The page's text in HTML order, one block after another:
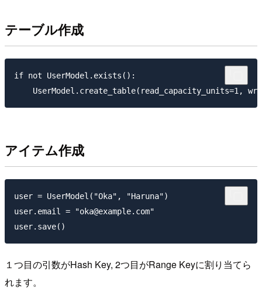
テーブル作成
if not UserModel.exists():
アイテム作成
user = UserModel("Oka", "Haruna")
user.email = "oka@example.com"
１つ目の引数がHash Key, 2つ目がRange Keyに割り当てら
れます。